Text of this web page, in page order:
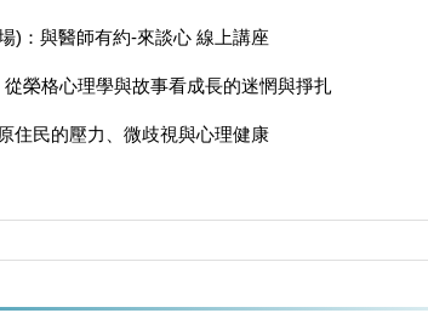
)：與醫師有約-來談心 線上講座
從榮格心理學與故事看成長的迷惘與掙扎
住民的壓力、微歧視與心理健康